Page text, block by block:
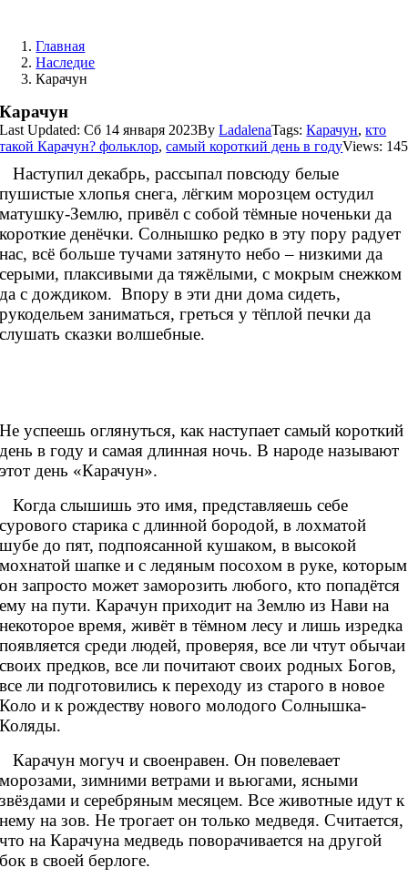
contentГлавная
Наследие
Карачун
Карачун
Last Updated: Сб 14 января 2023ByLadalenaTags:Карачун,кто
такой Карачун? фольклор,самый короткий день в годуViews: 145
Наступил декабрь, рассыпал повсюду белые
пушистые хлопья снега, лёгким морозцем остудил
матушку-Землю, привёл с собой тёмные ноченьки да
короткие денёчки. Солнышко редко в эту пору радует
нас, всё больше тучами затянуто небо – низкими да
серыми, плаксивыми да тяжёлыми, с мокрым снежком
да с дождиком. Впору в эти дни дома сидеть,
рукодельем заниматься, греться у тёплой печки да
слушать сказки волшебные.
Не успеешь оглянуться, как наступает самый короткий
день в году и самая длинная ночь. В народе называют
этот день «Карачун».
Когда слышишь это имя, представляешь себе
сурового старика с длинной бородой, в лохматой
шубе до пят, подпоясанной кушаком, в высокой
мохнатой шапке и с ледяным посохом в руке, которым
он запросто может заморозить любого, кто попадётся
ему на пути. Карачун приходит на Землю из Нави на
некоторое время, живёт в тёмном лесу и лишь изредка
появляется среди людей, проверяя, все ли чтут обычаи
своих предков, все ли почитают своих родных Богов,
все ли подготовились к переходу из старого в новое
Коло и к рождеству нового молодого Солнышка-
Коляды.
Карачун могуч и своенравен. Он повелевает
морозами, зимними ветрами и вьюгами, ясными
звёздами и серебряным месяцем. Все животные идут к
нему на зов. Не трогает он только медведя. Считается,
что на Карачуна медведь поворачивается на другой
бок в своей берлоге.